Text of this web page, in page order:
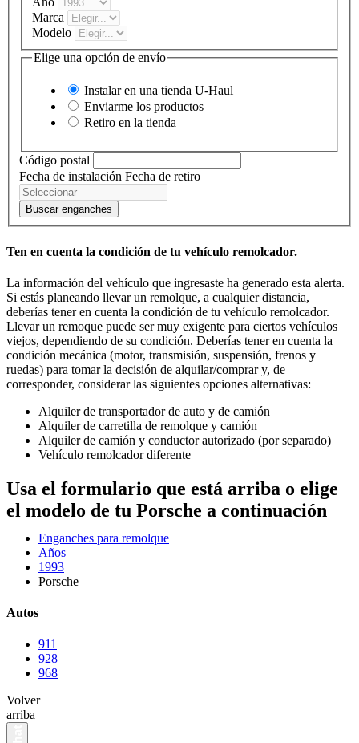
Marca
Modelo
Elige una opción de envío
Instalar en una tienda U-Haul
Enviarme los productos
Retiro en la tienda
Código postal
Fecha de instalación Fecha de retiro
Buscar enganches
Ten en cuenta la condición de tu vehículo remolcador.
La información del vehículo que ingresaste ha generado esta alerta.
Si estás planeando llevar un remolque, a cualquier distancia,
deberías tener en cuenta la condición de tu vehículo remolcador.
Llevar un remoque puede ser muy exigente para ciertos vehículos
viejos, dependiendo de su condición. Deberías tener en cuenta la
condición mecánica (motor, transmisión, suspensión, frenos y
ruedas) para tomar la decisión de alquilar/comprar y, de
corresponder, considerar las siguientes opciones alternativas:
Alquiler de transportador de auto y de camión
Alquiler de carretilla de remolque y camión
Alquiler de camión y conductor autorizado (por separado)
Vehículo remolcador diferente
Usa el formulario que está arriba o elige
el modelo de tu Porsche a continuación
Enganches para remolque
Años
1993
Porsche
Autos
911
928
968
Volver
arriba